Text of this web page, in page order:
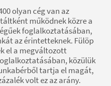
olyan cég van az
működnek közre a
foglalkoztatásában,
az érintetteknek. Fülöp
el a megváltozott
közülük
tartja el magát,
volt ez az arány.